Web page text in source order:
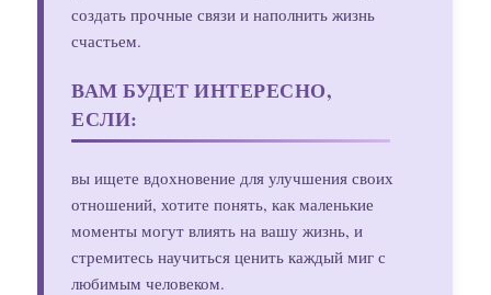
создать прочные связи и наполнить жизнь
счастьем.
ВАМ БУДЕТ ИНТЕРЕСНО,
ЕСЛИ:
вы ищете вдохновение для улучшения своих
отношений, хотите понять, как маленькие
моменты могут влиять на вашу жизнь, и
стремитесь научиться ценить каждый миг с
любимым человеком.